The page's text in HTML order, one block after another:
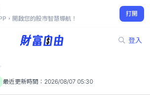
，開啟您的股市智慧導航！
打開
登入
90.40
-0.11%
最近更新時間： 2026/08/07 05:30